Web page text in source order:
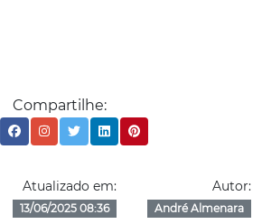
Compartilhe:
Atualizado em:
13/06/2025 08:36
Autor:
André Almenara